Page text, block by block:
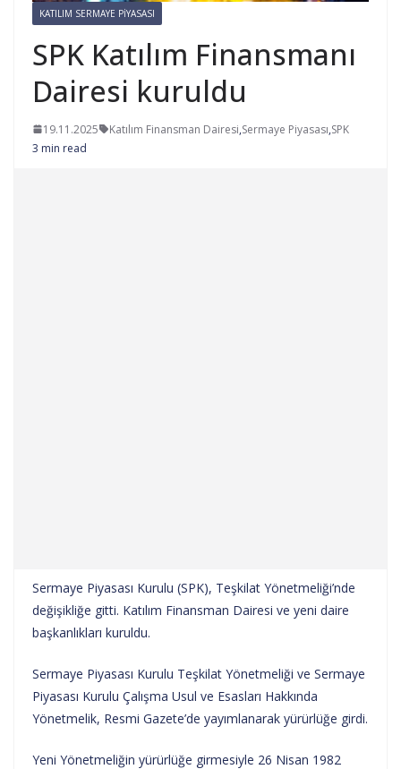
KATILIM SERMAYE PIYASASI
SPK Katılım Finansmanı
Dairesi kuruldu
19.11.2025 Katılım Finansman Dairesi,Sermaye Piyasası,SPK
3 min read
Sermaye Piyasası Kurulu (SPK), Teşkilat Yönetmeliği’nde
değişikliğe gitti. Katılım Finansman Dairesi ve yeni daire
başkanlıkları kuruldu.
Sermaye Piyasası Kurulu Teşkilat Yönetmeliği ve Sermaye
Piyasası Kurulu Çalışma Usul ve Esasları Hakkında
Yönetmelik, Resmi Gazete’de yayımlanarak yürürlüğe girdi.
Yeni Yönetmeliğin yürürlüğe girmesiyle 26 Nisan 1982